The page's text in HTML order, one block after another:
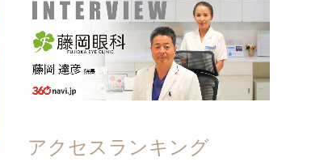
アクセスランキング